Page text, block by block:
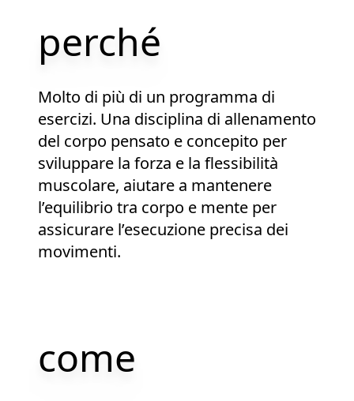
perché
Molto di più di un programma di
esercizi. Una disciplina di allenamento
del corpo pensato e concepito per
sviluppare la forza e la flessibilità
muscolare, aiutare a mantenere
l’equilibrio tra corpo e mente per
assicurare l’esecuzione precisa dei
movimenti.
come